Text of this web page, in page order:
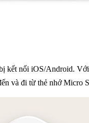
kết nối iOS/Android.
và đi từ thẻ nhớ Micro